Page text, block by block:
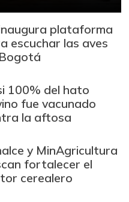
plataforma
escuchar las aves
100% del hato
fue vacunado
la aftosa
y MinAgricultura
fortalecer el
cerealero